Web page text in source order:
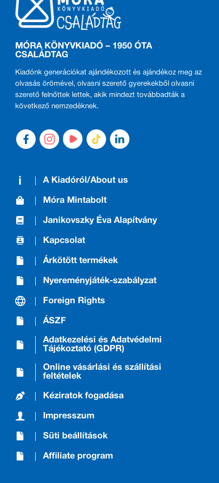
MÓRA KÖNYVKIADÓ – 1950 ÓTA
CSALÁDTAG
Kiadónk generációkat ajándékozott és ajándékoz meg az
olvasás örömével, olvasni szerető gyerekekből olvasni
szerető felnőttek lettek, akik mindezt továbbadták a
következő nemzedéknek.
A Kiadóról/About us
Móra Mintabolt
Janikovszky Éva Alapítvány
Kapcsolat
Árkötött termékek
Nyereményjáték-szabályzat
Foreign Rights
ÁSZF
Adatkezelési és Adatvédelmi
Tájékoztató (GDPR)
Online vásárlási és szállítási
feltételek
Kéziratok fogadása
Impresszum
Süti beállítások
Affiliate program